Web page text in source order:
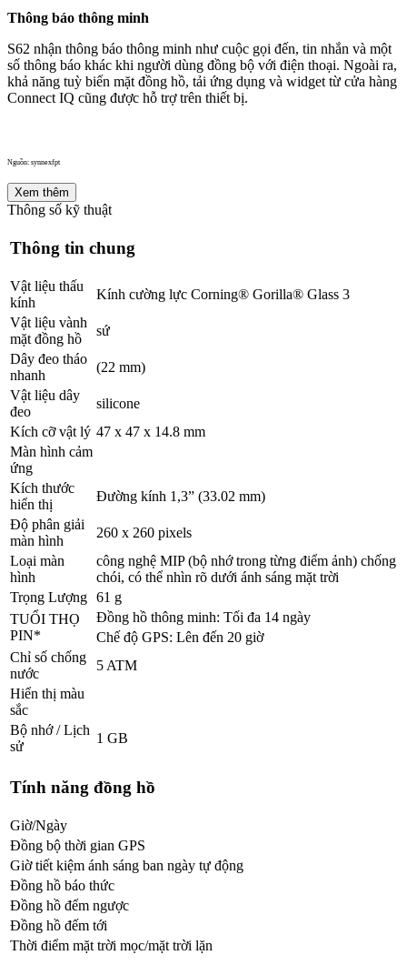
Thông báo thông minh
S62 nhận thông báo thông minh như cuộc gọi đến, tin nhắn và một
số thông báo khác khi người dùng đồng bộ với điện thoại. Ngoài ra,
khả năng tuỳ biến mặt đồng hồ, tải ứng dụng và widget từ cửa hàng
Connect IQ cũng được hỗ trợ trên thiết bị.
Nguồn: synnexfpt
Xem thêm
Thông số kỹ thuật
Thông tin chung
Vật liệu thấu
kính
Kính cường lực Corning® Gorilla® Glass 3
Vật liệu vành
mặt đồng hồ
sứ
Dây đeo tháo
nhanh
(22 mm)
Vật liệu dây
đeo
silicone
Kích cỡ vật lý 47 x 47 x 14.8 mm
Màn hình cảm
ứng
Kích thước
hiển thị
Đường kính 1,3” (33.02 mm)
Độ phân giải
màn hình
260 x 260 pixels
Loại màn
hình
công nghệ MIP (bộ nhớ trong từng điểm ảnh) chống
chói, có thể nhìn rõ dưới ánh sáng mặt trời
Trọng Lượng 61 g
TUỔI THỌ
PIN*
Đồng hồ thông minh: Tối đa 14 ngày
Chế độ GPS: Lên đến 20 giờ
Chỉ số chống
nước
5 ATM
Hiển thị màu
sắc
Bộ nhớ / Lịch
sử
1 GB
Tính năng đồng hồ
Giờ/Ngày
Đồng bộ thời gian GPS
Giờ tiết kiệm ánh sáng ban ngày tự động
Đồng hồ báo thức
Đồng hồ đếm ngược
Đồng hồ đếm tới
Thời điểm mặt trời mọc/mặt trời lặn